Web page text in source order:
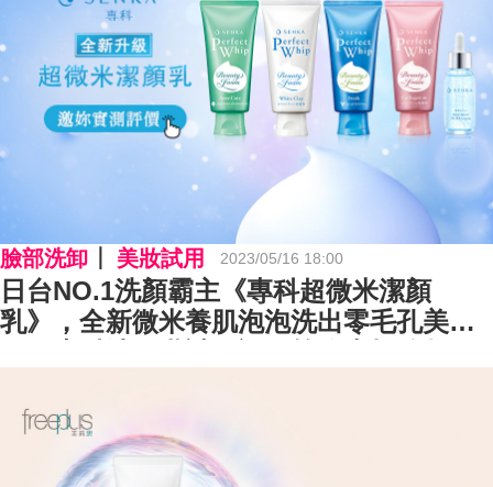
臉部洗卸 美妝試用 2023/05/16 18:00
日台NO.1洗顏霸主《專科超微米潔顏
乳》，全新微米養肌泡泡洗出零毛孔美